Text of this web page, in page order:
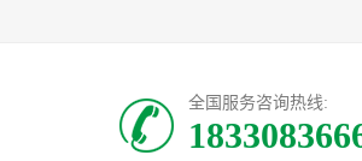
全国服务咨询热线: